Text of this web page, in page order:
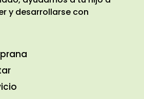
y desarrollarse con